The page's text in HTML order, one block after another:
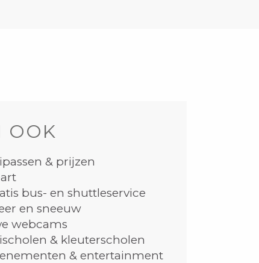
OOK
& prijzen
bus- en shuttleservice
en sneeuw
webcams
& kleuterscholen
& entertainment